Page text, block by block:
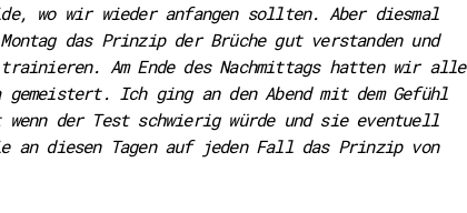
wo wir wieder anfangen sollten. Aber diesmal
das Prinzip der Brüche gut verstanden und
Am Ende des Nachmittags hatten wir alle
gemeistert. Ich ging an den Abend mit dem Gefühl
wenn der Test schwierig würde und sie eventuell
diesen Tagen auf jeden Fall das Prinzip von